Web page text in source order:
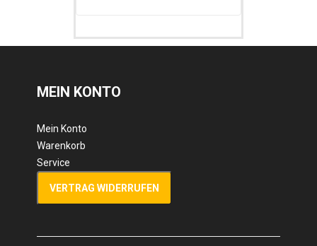
MEIN KONTO
Mein Konto
Warenkorb
Service
VERTRAG WIDERRUFEN